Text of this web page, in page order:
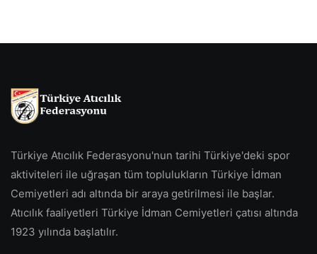
Türkiye Atıcılık Federasyonu'nun tarihi Türkiye'deki spor
aktiviteleri ile uğraşan tüm toplulukların Türkiye İdman
Cemiyetleri adı altında bir araya getirilmesi ile başlar.
Atıcılık faaliyetleri Türkiye İdman Cemiyetleri çatısı altında
1923 yılında başlatılır.